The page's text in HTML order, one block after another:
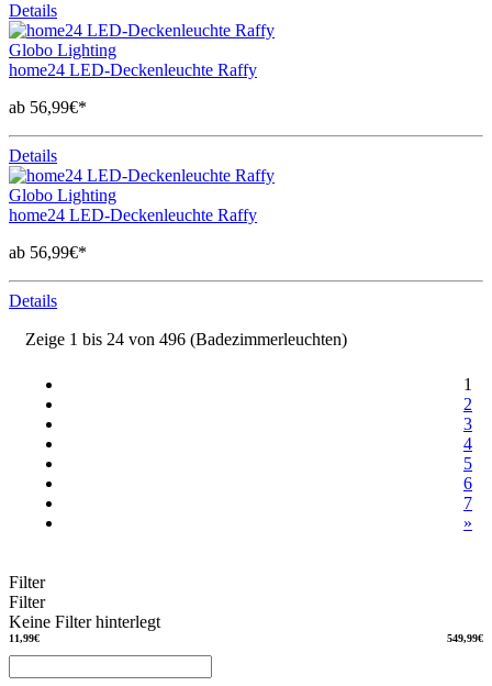
Details
Globo Lighting
home24 LED-Deckenleuchte Raffy
ab 56,99€*
Details
Globo Lighting
home24 LED-Deckenleuchte Raffy
ab 56,99€*
Details
Zeige 1 bis 24 von 496 (Badezimmerleuchten)
1
2
3
4
5
6
7
»
Filter
Filter
Keine Filter hinterlegt
11,99€ 549,99€